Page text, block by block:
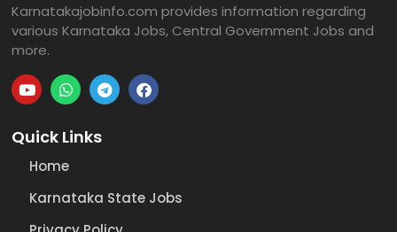
Karnatakajobinfo.com provides information regarding
various Karnataka Jobs, Central Government Jobs and
more.
Quick Links
Home
Karnataka State Jobs